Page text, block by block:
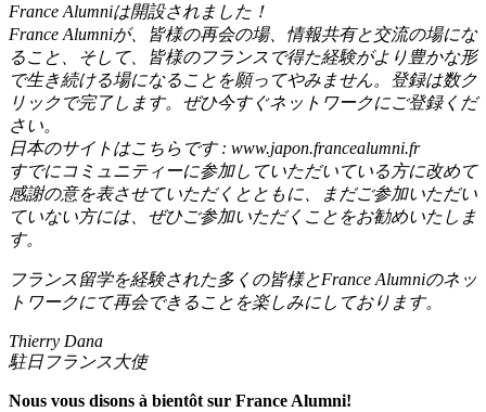
France Alumniは開設されました！
France Alumniが、皆様の再会の場、情報共有と交流の場にな
ること、そして、皆様のフランスで得た経験がより豊かな形
で生き続ける場になることを願ってやみません。登録は数ク
リックで完了します。ぜひ今すぐネットワークにご登録くだ
さい。
日本のサイトはこちらです : www.japon.francealumni.fr
すでにコミュニティーに参加していただいている方に改めて
感謝の意を表させていただくとともに、まだご参加いただい
ていない方には、ぜひご参加いただくことをお勧めいたしま
す。
フランス留学を経験された多くの皆様とFrance Alumniのネッ
トワークにて再会できることを楽しみにしております。
Thierry Dana
駐日フランス大使
Nous vous disons à bientôt sur France Alumni!